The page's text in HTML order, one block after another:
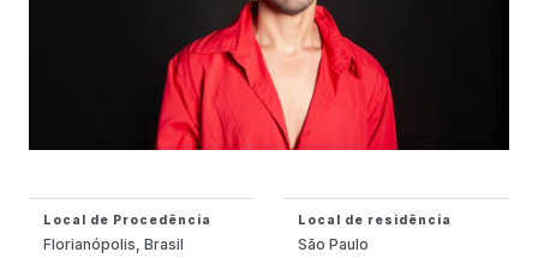
Local de Procedência
Florianópolis, Brasil
Local de residência
São Paulo